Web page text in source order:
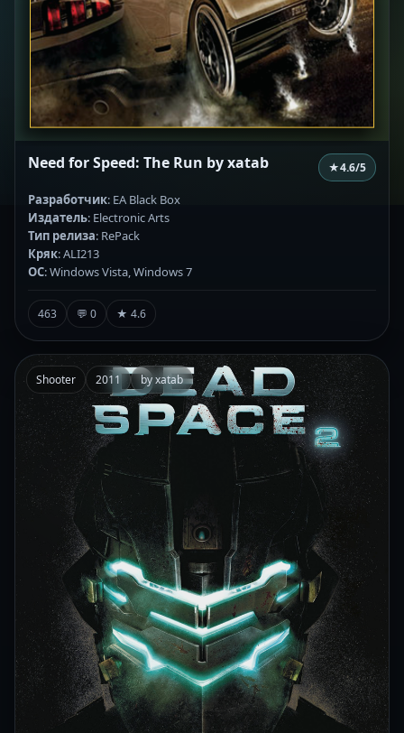
Need for Speed: The Run by xatab ★4.6/5
Разработчик: EA Black Box
Издатель: Electronic Arts
Тип релиза: RePack
Кряк: ALI213
ОС: Windows Vista, Windows 7
463 💬 0 ★ 4.6
Shooter 2011 by xatab